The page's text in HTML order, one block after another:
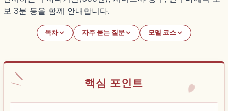
보 3분 등을 함께 안내합니다.
목차 자주 묻는 질문 모델 코스
핵심 포인트